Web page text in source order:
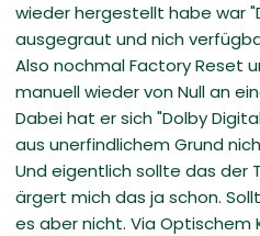
wieder hergestellt habe war
ausgegraut und nich
Also nochmal Factory Reset
manuell wieder von Null an
Dabei hat er sich "Dolby
aus unerfindlichem Grund
Und eigentlich sollte das der
ärgert mich das ja schon.
es aber nicht. Via Optischem